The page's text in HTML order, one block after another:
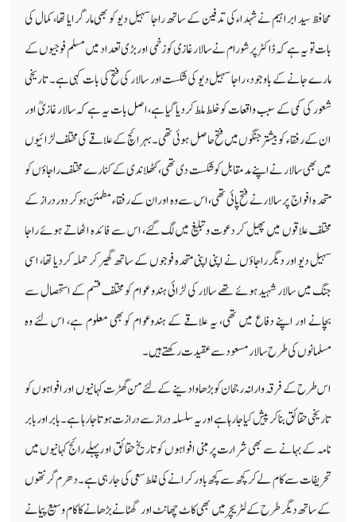
محافظ سید ابراہیم نے شہداء کی تدفین کے ساتھ راجا سہیل دیو کو بھی مار گرایا تھا، کمال کی
بات تو یہ ہے کہ ڈاکٹر پرشورام نے سالار غازی کو زخمی او ربڑی تعداد میں مسلم فوجیوں کے
مارے جانے کے باوجود، راجا سہیل دیو کی شکست اور سالار کی فتح کی بات کہی ہے۔ تاریخی
شعور کی کمی کے سبب واقعات کو خلط ملط کردیا گیا ہے،اصل بات یہ ہے کہ سالار غازیؒ اور
ان کے رفقاء کو بیشتر جنگوں میں فتح حاصل ہوئی تھی۔ بہرائچ کے علاقے کی مختلف لڑائیوں
میں بھی سالار نے اپنے مد مقابل کو شکست دی تھی، کٹھلا ندی کے کنارے مختلف راجاؤں کو
متحد ہ افواج پرسالار نے فتح پائی تھی، اس سے وہ او ران کے رفقاء مطمئن ہوکر دور دراز کے
مختلف علاقوں میں پھیل کر دعوت وتبلیغ میں لگ گئے، اس سے فائدہ اٹھاتے ہوئے راجا
سہیل دیو اور دیگر راجاؤں نے اپنی اپنی متحدہ فوجوں کے ساتھ گھیرکر حملہ کردیا تھا، اسی
جنگ میں سالار شہید ہوئے تھے سالار کی لڑائی ہندو عوام کو مختلف قسم کے استحصال سے
بچانے اور اپنے دفاع میں تھی، یہ علاقے کے ہندوعوام کوبھی معلوم ہے، اس لئے وہ
مسلمانوں کی طرح سالار مسعود سے عقیدت رکھتے ہیں۔
اس طرح کے فرقہ وارانہ رجحان کوبڑھاوا دینے کے لئے من گھڑت کہانیوں اور افواہوں کو
تاریخی حقائق بناکر پیش کیا جارہاہے اور یہ سلسلہ دراز سے دراز ت ہوتا جارہا ہے۔بابر اور بابر
نامہ کے بہانے سے بھی شرارت پر مبنی افواہوں کو تاریخ حقائق او رپہلے رائج کہانیوں میں
تحریفات سے کام لے کر کچھ سے کچھ باور کرانے کی غلط سعی کی جارہی ہے۔دھرم گرنتھوں
کے ساتھ دیگر طرح کے لٹریچر میں بھی کاٹ چھانٹ اور گھٹانے بڑھانے کا کام وسیع پیمانے